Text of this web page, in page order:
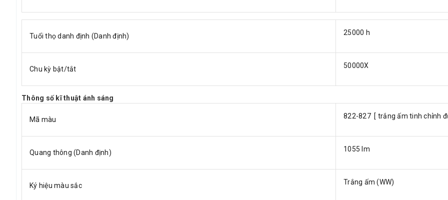
Tuổi thọ danh định (Danh định) 25000 h
Chu kỳ bật/tắt 50000X
Thông số kĩ thuật ánh sáng
Mã màu 822-827 [ trắng ấm tinh chỉnh
Quang thông (Danh định) 1055 lm
Ký hiệu màu sắc Trắng ấm (WW)